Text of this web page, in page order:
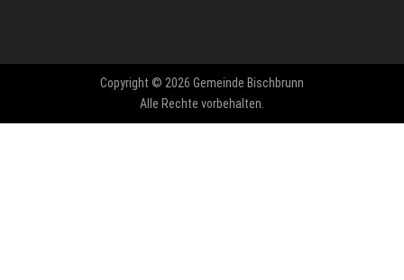
Copyright © 2026 Gemeinde Bischbrunn
Alle Rechte vorbehalten.